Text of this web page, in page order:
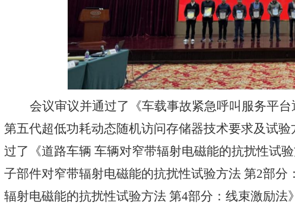
会议审议并通过了《车载事故紧急呼叫服务平
第五代超低功耗动态随机访问存储器技术要求及试验
过了《道路车辆 车辆对窄带辐射电磁能的抗扰性试
子部件对窄带辐射电磁能的抗扰性试验方法 第2部分
辐射电磁能的抗扰性试验方法 第4部分：线束激励法